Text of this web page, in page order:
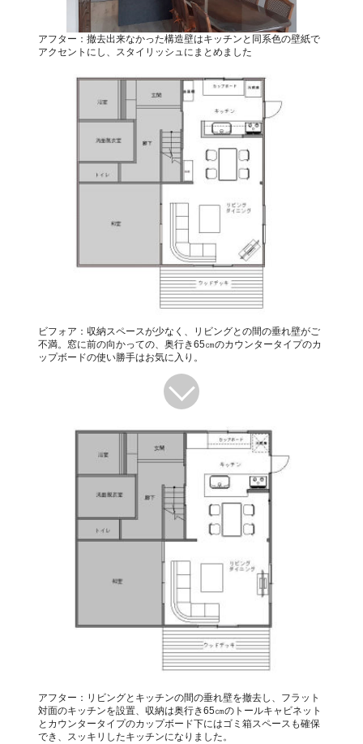
アフター：撤去出来なかった構造壁はキッチンと同系色の壁紙で
アクセントにし、スタイリッシュにまとめました
ビフォア：収納スペースが少なく、リビングとの間の垂れ壁がご
不満。窓に前の向かっての、奥行き65㎝のカウンタータイプのカ
ップボードの使い勝手はお気に入り。
アフター：リビングとキッチンの間の垂れ壁を撤去し、フラット
対面のキッチンを設置、収納は奥行き65㎝のトールキャビネット
とカウンタータイプのカップボード下にはゴミ箱スペースも確保
でき、スッキリしたキッチンになりました。